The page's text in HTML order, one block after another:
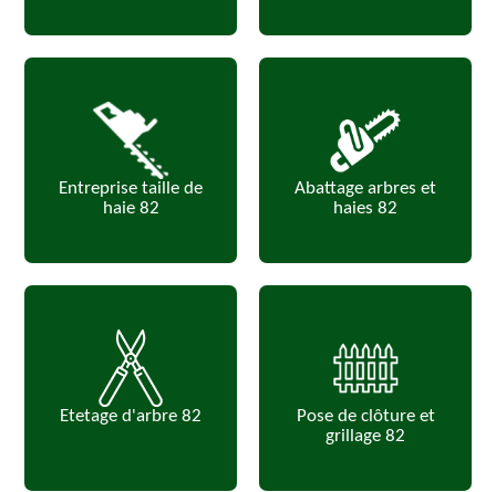
Entreprise taille de
haie 82
Abattage arbres et
haies 82
Etetage d'arbre 82
Pose de clôture et
grillage 82